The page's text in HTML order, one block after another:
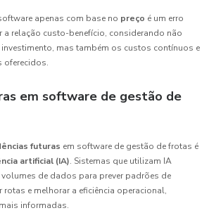
apenas com base no preço é um erro
a relação custo-benefício, considerando não
mas também os custos contínuos e
oferecidos.
em software de gestão de
futuras em software de gestão de frotas é
artificial (IA). Sistemas que utilizam IA
de dados para prever padrões de
e melhorar a eficiência operacional,
informadas.